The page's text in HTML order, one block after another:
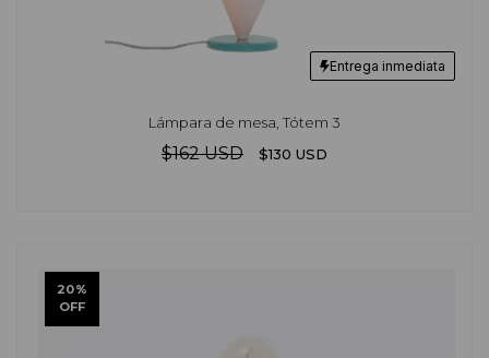
Entrega inmediata
Lámpara de mesa, Tótem 3
$162 USD $130 USD
20%
OFF